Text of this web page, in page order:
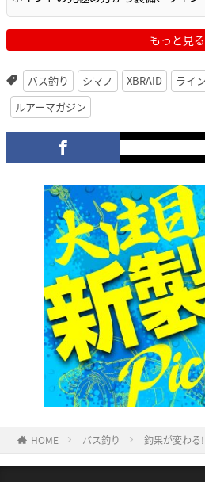
もっと見る
バス釣り シマノ XBRAID ライン
ルアーマガジン
HOME バス釣り 釣果が変わる